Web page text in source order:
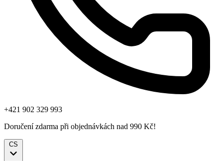
+421 902 329 993
Doručení zdarma při objednávkách nad 990 Kč!
CS